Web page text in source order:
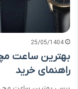
25/05/1404
راهنمای خرید